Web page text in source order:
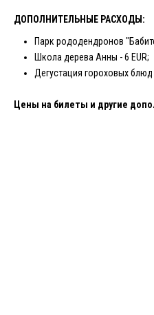
ДОПОЛНИТЕЛЬНЫЕ РАСХОДЫ:
Парк рододендронов
Школа дерева Анны - 6 EUR;
Дегустация гороховых
Цены на билеты и другие